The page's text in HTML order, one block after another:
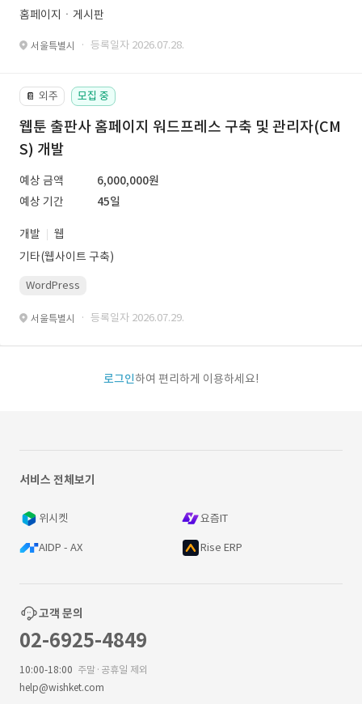
홈페이지ㆍ게시판
서울특별시 · 등록일자 2026.07.28.
📔 외주 모집 중
웹툰 출판사 홈페이지 워드프레스 구축 및 관리자(CM
S) 개발
예상 금액
6,000,000원
예상 기간
45일
개발
웹
기타(웹사이트 구축)
WordPress
서울특별시 · 등록일자 2026.07.29.
로그인하여 편리하게 이용하세요!
서비스 전체보기
위시켓 요즘IT
AIDP - AX Rise ERP
고객 문의
02-6925-4849
10:00-18:00 주말·공휴일 제외
help@wishket.com